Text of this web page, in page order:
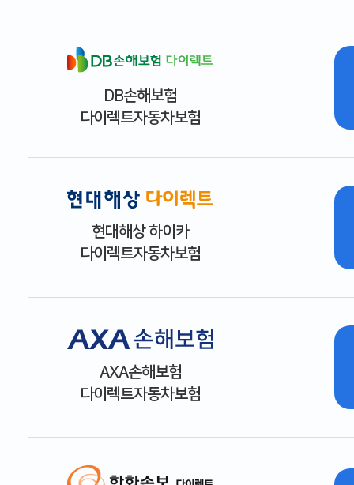
DB손해보험
다이렉트자동차보험
현대해상 하이카
다이렉트자동차보험
AXA손해보험
다이렉트자동차보험